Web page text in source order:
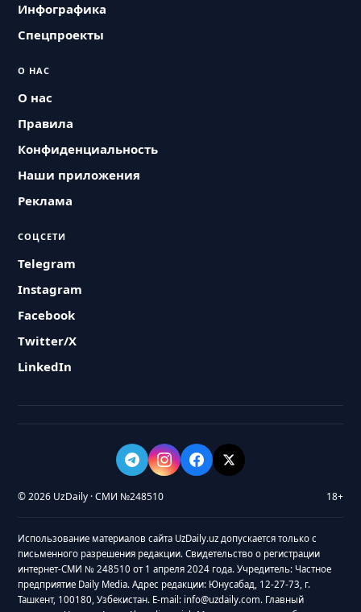
Инфографика
Спецпроекты
О НАС
О нас
Правила
Конфиденциальность
Наши приложения
Реклама
СОЦСЕТИ
Telegram
Instagram
Facebook
Twitter/X
LinkedIn
© 2026 UzDaily · СМИ №248510 18+
Использование материалов сайта UzDaily.uz допускается только с
письменного разрешения редакции. Свидетельство о регистрации
интернет-СМИ № 248510 от 1 апреля 2024 года. Учредитель: Частное
предприятие Daily Media. Адрес редакции: Юнусабад, 12-27-73, г.
Ташкент, 100180, Узбекистан. E-mail: info@uzdaily.com. Главный